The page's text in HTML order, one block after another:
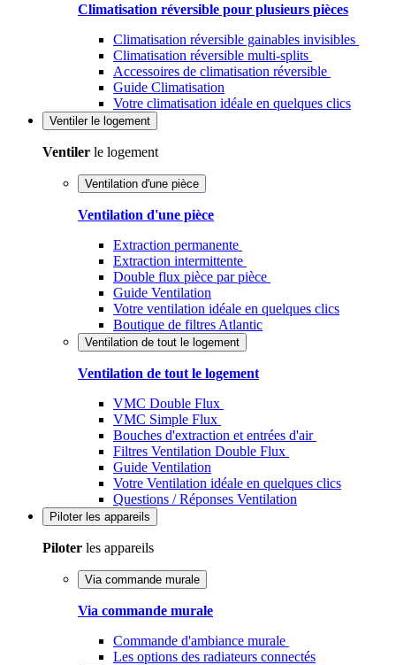
Climatisation réversible pour plusieurs pièces
Climatisation réversible gainables invisibles
Climatisation réversible multi-splits
Accessoires de climatisation réversible
Guide Climatisation
Votre climatisation idéale en quelques clics
Ventiler le logement
Ventiler le logement
Ventilation d'une pièce
Ventilation d'une pièce
Extraction permanente
Extraction intermittente
Double flux pièce par pièce
Guide Ventilation
Votre ventilation idéale en quelques clics
Boutique de filtres Atlantic
Ventilation de tout le logement
Ventilation de tout le logement
VMC Double Flux
VMC Simple Flux
Bouches d'extraction et entrées d'air
Filtres Ventilation Double Flux
Guide Ventilation
Votre Ventilation idéale en quelques clics
Questions / Réponses Ventilation
Piloter les appareils
Piloter les appareils
Via commande murale
Via commande murale
Commande d'ambiance murale
Les options des radiateurs connectés